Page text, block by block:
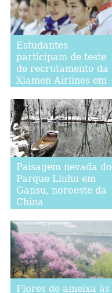
Estudantes
participam de teste
de recrutamento da
Xiamen Airlines em
Paisagem nevada do
Parque Liuhu em
Gansu, noroeste da
China
Flores de ameixa às